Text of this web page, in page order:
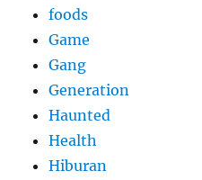
foods
Game
Gang
Generation
Haunted
Health
Hiburan